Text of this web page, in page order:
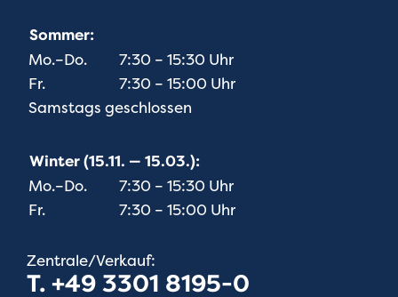
Sommer:
Mo.–Do.
7:30 – 15:30 Uhr
Fr.
7:30 – 15:00 Uhr
Samstags geschlossen
Winter (15.11. — 15.03.):
Mo.–Do.
7:30 – 15:30 Uhr
Fr.
7:30 – 15:00 Uhr
Zentrale/Verkauf:
T. +49 3301 8195-0